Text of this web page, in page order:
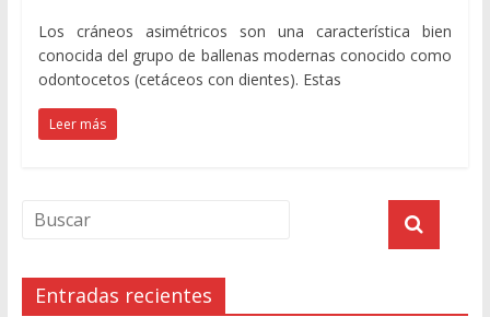
Los cráneos asimétricos son una característica bien
conocida del grupo de ballenas modernas conocido como
odontocetos (cetáceos con dientes). Estas
Leer más
Entradas recientes